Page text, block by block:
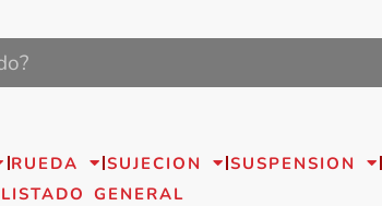
RUEDA SUJECION SUSPENSION
LISTADO GENERAL